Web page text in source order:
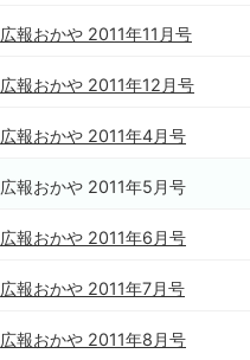
広報おかや 2011年11月号
広報おかや 2011年12月号
広報おかや 2011年4月号
広報おかや 2011年5月号
広報おかや 2011年6月号
広報おかや 2011年7月号
広報おかや 2011年8月号